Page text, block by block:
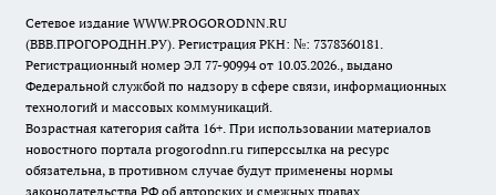
Сетевое издание WWW.PROGORODNN.RU
(ВВВ.ПРОГОРОДНН.РУ). Регистрация РКН: №: 7378360181.
Регистрационный номер ЭЛ 77-90994 от 10.03.2026., выдано
Федеральной службой по надзору в сфере связи, информационных
технологий и массовых коммуникаций.
Возрастная категория сайта 16+. При использовании материалов
новостного портала progorodnn.ru гиперссылка на ресурс
обязательна, в противном случае будут применены нормы
законодательства РФ об авторских и смежных правах.